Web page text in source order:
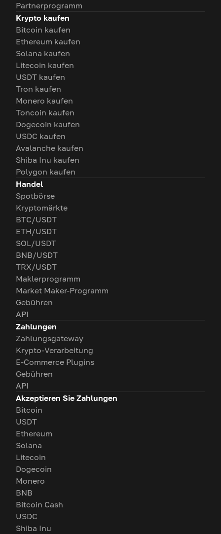
Partnerprogramm
Krypto kaufen
Bitcoin kaufen
Ethereum kaufen
Solana kaufen
Litecoin kaufen
USDT kaufen
Tron kaufen
Monero kaufen
Toncoin kaufen
Dogecoin kaufen
USDC kaufen
Avalanche kaufen
Shiba Inu kaufen
Polygon kaufen
Handel
Spotbörse
Kryptomärkte
BTC/USDT
ETH/USDT
SOL/USDT
BNB/USDT
TRX/USDT
Maklerprogramm
Market Maker-Programm
Gebühren
API
Zahlungen
Zahlungsgateway
Krypto-Verarbeitung
E-Commerce Plugins
Gebühren
API
Akzeptieren Sie Zahlungen
Bitcoin
USDT
Ethereum
Solana
Litecoin
Dogecoin
Monero
BNB
Bitcoin Cash
USDC
Shiba Inu